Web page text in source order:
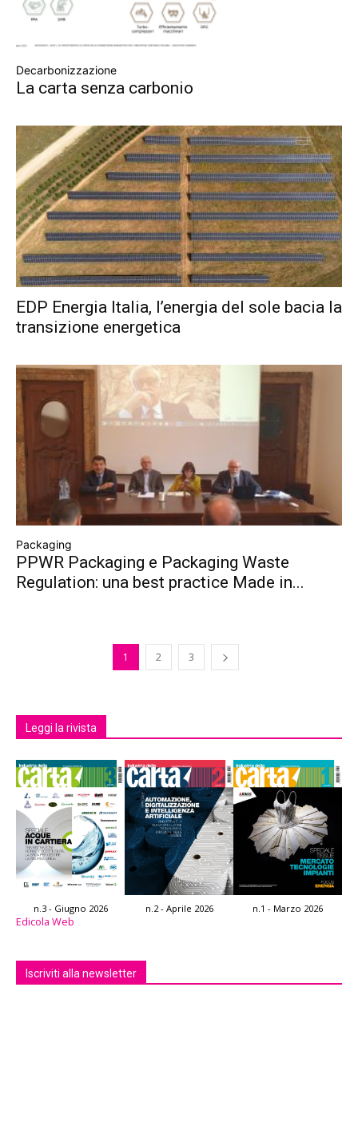
Decarbonizzazione
La carta senza carbonio
EDP Energia Italia, l’energia del sole bacia la
transizione energetica
Packaging
PPWR Packaging e Packaging Waste
Regulation: una best practice Made in...
1 2 3
Leggi la rivista
n.3 - Giugno 2026 n.2 - Aprile 2026 n.1 - Marzo 2026
Edicola Web
Iscriviti alla newsletter